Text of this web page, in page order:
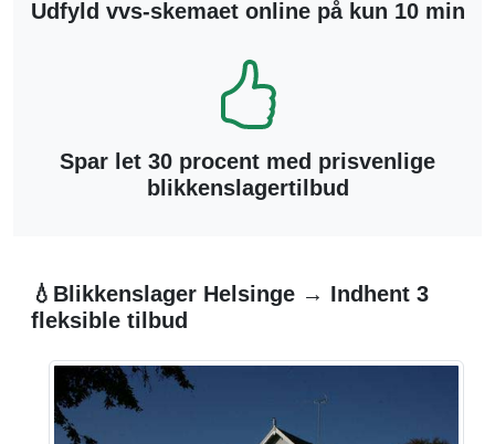
Udfyld vvs-skemaet online på kun 10 min
Spar let 30 procent med prisvenlige
blikkenslagertilbud
💧Blikkenslager Helsinge → Indhent 3
fleksible tilbud